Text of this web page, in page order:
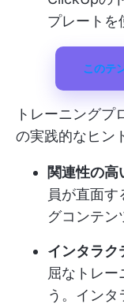
プレートを
このテ
トレーニングプ
の実践的なヒン
関連性の高
員が直面
グコンテン
インタラク
屈なトレー
う。インタ